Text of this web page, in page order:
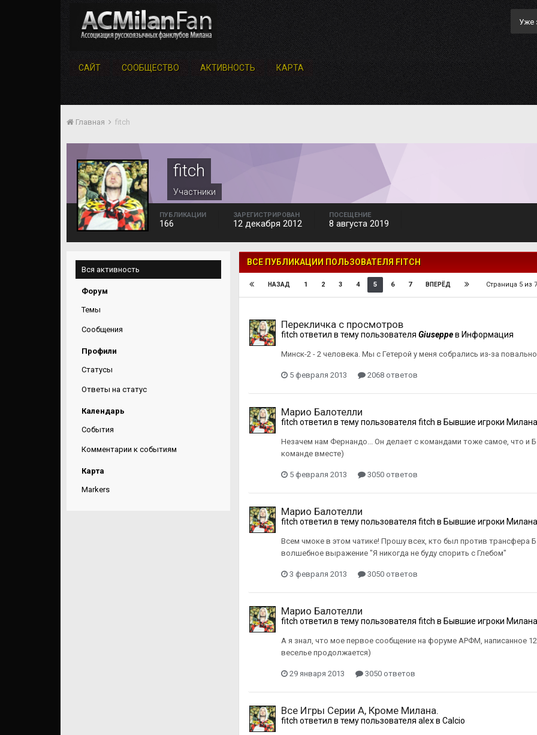
Уже
САЙТ СООБЩЕСТВО АКТИВНОСТЬ КАРТА
Главная fitch
fitch
Участники
ПУБЛИКАЦИИ
166
ЗАРЕГИСТРИРОВАН
12 декабря 2012
ПОСЕЩЕНИЕ
8 августа 2019
Вся активность
Форум
Темы
Сообщения
Профили
Статусы
Ответы на статус
Календарь
События
Комментарии к событиям
Карта
Markers
ВСЕ ПУБЛИКАЦИИ ПОЛЬЗОВАТЕЛЯ FITCH
НАЗАД 1 2 3 4 5 6 7 ВПЕРЁД Страница 5 из
Перекличка с просмотров
fitch ответил в тему пользователя Giuseppeв Информация
Минск-2 - 2 человека. Мы с Гетерой у меня собрались из-за
5 февраля 2013 2068 ответов
Марио Балотелли
fitch ответил в тему пользователя fitch в Бывшие игроки Милана
Незачем нам Фернандо... Он делает с командами тоже самое, что и
команде вместе)
5 февраля 2013 3050 ответов
Марио Балотелли
fitch ответил в тему пользователя fitch в Бывшие игроки Милана
Всем чмоке в этом чатике! Прошу всех, кто был против трансфера
волшебное выражение "Я никогда не буду спорить с Глебом"
3 февраля 2013 3050 ответов
Марио Балотелли
fitch ответил в тему пользователя fitch в Бывшие игроки Милана
А я знал, что мое первое сообщение на форуме АРФМ, написанное
веселье продолжается)
29 января 2013 3050 ответов
Все Игры Серии А, Кроме Милана.
fitch ответил в тему пользователя alexв Calcio